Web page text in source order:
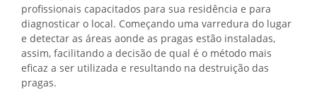
profissionais capacitados para sua residência e para
diagnosticar o local. Começando uma varredura do lugar
e detectar as áreas aonde as pragas estão instaladas,
assim, facilitando a decisão de qual é o método mais
eficaz a ser utilizada e resultando na destruição das
pragas.